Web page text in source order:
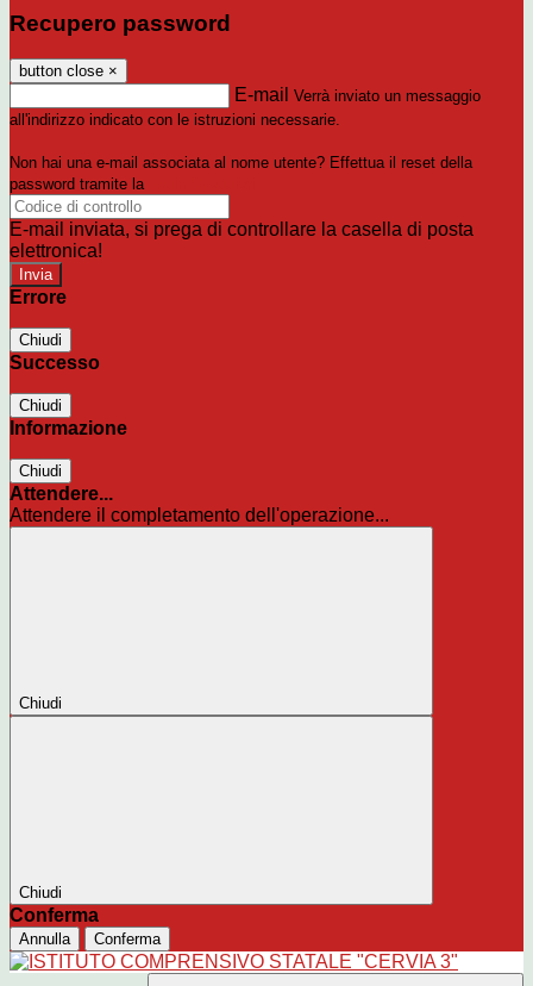
Recupero password
button close ×
E-mail Verrà inviato un messaggio
all'indirizzo indicato con le istruzioni necessarie.
Non hai una e-mail associata al nome utente? Effettua il reset della
password tramite la
E-mail inviata, si prega di controllare la casella di posta
elettronica!
Errore
Chiudi
Successo
Chiudi
Informazione
Chiudi
Attendere...
Attendere il completamento dell'operazione...
Chiudi
Chiudi
Conferma
Annulla Conferma